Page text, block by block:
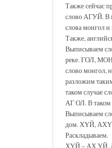
Также сейчас
слово АГУЙ. В
слова монгол
Также,
Выписываем
реке. ГОЛ,
слово монгол,
разложим
таком случае
АГ ОЛ. В таком
Выписываем
дом. ХҮЙ,
Раскладываем.
ХҮЙ – АХ ҮЙ.